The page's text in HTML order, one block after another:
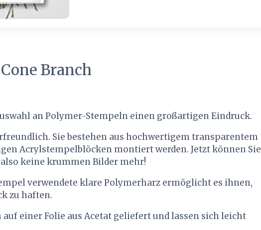
Branch
an Polymer-Stempeln einen großartigen Eindruck.
Sie bestehen aus hochwertigem transparentem
Acrylstempelblöcken montiert werden. Jetzt können Sie
keine krummen Bilder mehr!
verwendete klare Polymerharz ermöglicht es ihnen,
zu haften.
einer Folie aus Acetat geliefert und lassen sich leicht